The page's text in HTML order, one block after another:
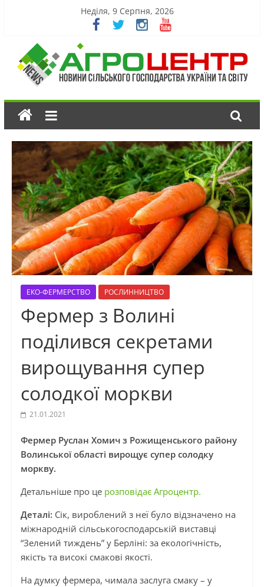
Неділя, 9 Серпня, 2026
ЕКО-ФЕРМЕРСТВО РОСЛИННИЦТВО
Фермер з Волині
поділився секретами
вирощування супер
солодкої моркви
21.01.2021
Фермер Руслан Хомич з Рожищенського району
Волинської області вирощує супер солодку
моркву.
Детальніше про це розповідає Агроцентр.
Деталі: Сік, вироблений з неї було відзначено на
міжнародній сільськогосподарській виставці
“Зелений тиждень” у Берліні: за екологічність,
якість та високі смакові якості.
На думку фермера, чимала заслуга смаку – у